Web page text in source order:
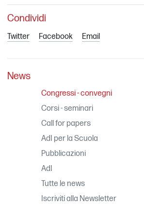
Condividi
Twitter Facebook Email
News
Congressi - convegni
Corsi - seminari
Call for papers
AdI per la Scuola
Pubblicazioni
AdI
Tutte le news
Iscriviti alla Newsletter